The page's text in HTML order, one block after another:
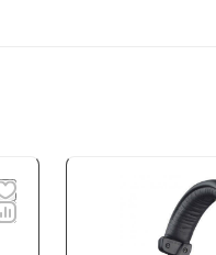
включая
которые
что